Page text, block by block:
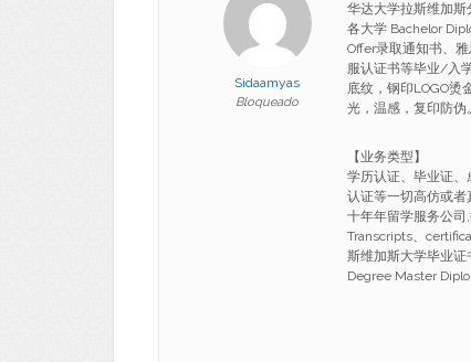
Sidaamyas
Bloqueado
华达大学拉斯维加
各大学 Bachelor
Offer录取通知书、
服认证书等毕业/入
底纹，钢印LOGO烫
光，温感，复印防伪。
【业务类型】
学历认证、毕业证
认证等一切高仿或者
十年年留学服务公司
Transcripts、
斯维加斯大学毕业
Degree Master